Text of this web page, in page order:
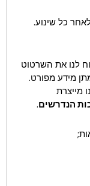
כל שינוע.
לנו את השרטוט
מידע מפורט.
מייצרת
הנדרשים.